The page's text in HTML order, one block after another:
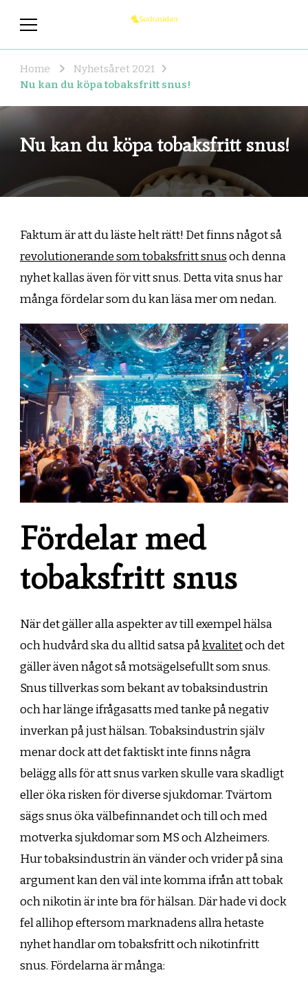
Home
Nyhetsåret 2021
Nu kan du köpa tobaksfritt snus!
Nu kan du köpa tobaksfritt snus!
Faktum är att du läste helt rätt! Det finns något så
revolutionerande som tobaksfritt snusoch denna
nyhet kallas även för vitt snus. Detta vita snus har
många fördelar som du kan läsa mer om nedan.
Fördelar med
tobaksfritt snus
När det gäller alla aspekter av till exempel hälsa
och hudvård ska du alltid satsa påkvalitetoch det
gäller även något så motsägelsefullt som snus.
Snus tillverkas som bekant av tobaksindustrin
och har länge ifrågasatts med tanke på negativ
inverkan på just hälsan. Tobaksindustrin själv
menar dock att det faktiskt inte finns några
belägg alls för att snus varken skulle vara skadligt
eller öka risken för diverse sjukdomar. Tvärtom
sägs snus öka välbefinnandet och till och med
motverka sjukdomar som MS och Alzheimers.
Hur tobaksindustrin än vänder och vrider på sina
argument kan den väl inte komma ifrån att tobak
och nikotin är inte bra för hälsan. Där hade vi dock
fel allihop eftersom marknadens allra hetaste
nyhet handlar om tobaksfritt och nikotinfritt
snus. Fördelarna är många: